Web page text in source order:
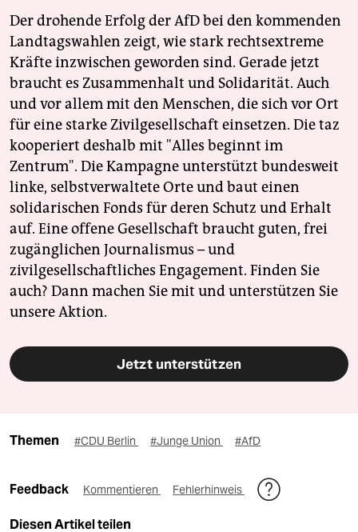
Der drohende Erfolg der AfD bei den kommenden
Landtagswahlen zeigt, wie stark rechtsextreme
Kräfte inzwischen geworden sind. Gerade jetzt
braucht es Zusammenhalt und Solidarität. Auch
und vor allem mit den Menschen, die sich vor Ort
für eine starke Zivilgesellschaft einsetzen. Die taz
kooperiert deshalb mit "Alles beginnt im
Zentrum". Die Kampagne unterstützt bundesweit
linke, selbstverwaltete Orte und baut einen
solidarischen Fonds für deren Schutz und Erhalt
auf. Eine offene Gesellschaft braucht guten, frei
zugänglichen Journalismus – und
zivilgesellschaftliches Engagement. Finden Sie
auch? Dann machen Sie mit und unterstützen Sie
unsere Aktion.
Jetzt unterstützen
Themen #CDU Berlin #Junge Union #AfD
Feedback Kommentieren Fehlerhinweis
Diesen Artikel teilen